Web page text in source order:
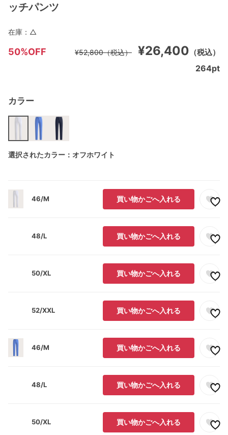
ッチパンツ
50%OFF ¥26,400 （税込）
¥52,800（税込）
カラー
選択されたカラー：オフホワイト
46/M 買い物かごへ入れる
48/L 買い物かごへ入れる
50/XL 買い物かごへ入れる
52/XXL 買い物かごへ入れる
46/M 買い物かごへ入れる
48/L 買い物かごへ入れる
50/XL 買い物かごへ入れる
在庫： △
264pt